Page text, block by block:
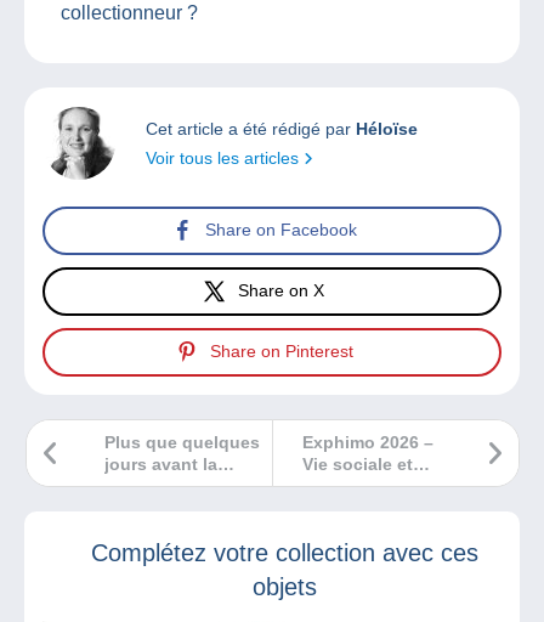
collectionneur ?
Cet article a été rédigé par Héloïse
Voir tous les articles
Share on Facebook
Share on X
Share on Pinterest
Exphimo 2026 –
Vie sociale et
associative
Plus que quelques
jours avant la
40ème éditions de
Bruxelles
Complétez votre collection avec ces
objets